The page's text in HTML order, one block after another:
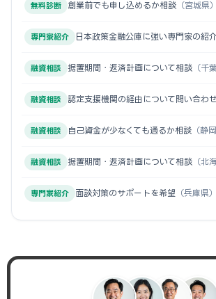
無料診断 創業前でも申し込めるか相談 （宮城県）
専門家紹介 日本政策金融公庫に強い専門家の紹
融資相談 据置期間・返済計画について相談 （千
融資相談 認定支援機関の経由について問い合わせ
融資相談 自己資金が少なくても通るか相談 （静
融資相談 据置期間・返済計画について相談 （北
専門家紹介 面談対策のサポートを希望 （兵庫県）